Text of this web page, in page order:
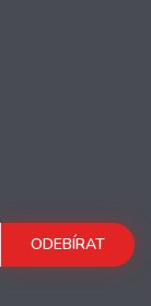
ODEBÍRAT